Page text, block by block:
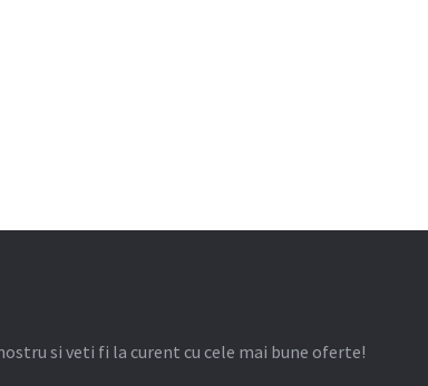
si veti fi la curent cu cele mai bune oferte!